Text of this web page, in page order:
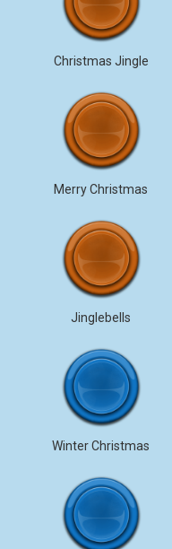
Christmas Jingle
Merry Christmas
Jinglebells
Winter Christmas